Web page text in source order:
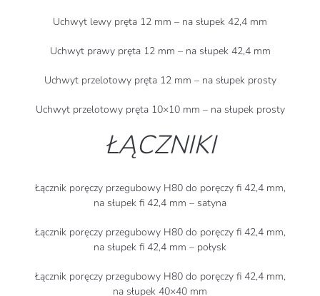
Uchwyt lewy pręta 12 mm – na słupek 42,4 mm
Uchwyt prawy pręta 12 mm – na słupek 42,4 mm
Uchwyt przelotowy pręta 12 mm – na słupek prosty
Uchwyt przelotowy pręta 10×10 mm – na słupek prosty
ŁĄCZNIKI
Łącznik poręczy przegubowy H80 do poręczy fi 42,4 mm,
na słupek fi 42,4 mm – satyna
Łącznik poręczy przegubowy H80 do poręczy fi 42,4 mm,
na słupek fi 42,4 mm – połysk
Łącznik poręczy przegubowy H80 do poręczy fi 42,4 mm,
na słupek 40×40 mm